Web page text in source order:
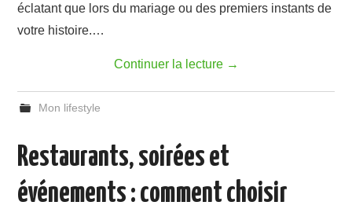
éclatant que lors du mariage ou des premiers instants de
votre histoire.…
Continuer la lecture →
Mon lifestyle
Restaurants, soirées et
événements : comment choisir